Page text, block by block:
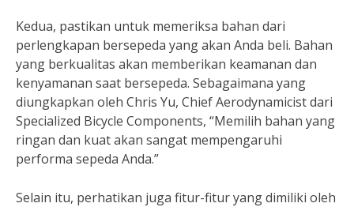
Kedua, pastikan untuk memeriksa bahan dari
perlengkapan bersepeda yang akan Anda beli. Bahan
yang berkualitas akan memberikan keamanan dan
kenyamanan saat bersepeda. Sebagaimana yang
diungkapkan oleh Chris Yu, Chief Aerodynamicist dari
Specialized Bicycle Components, “Memilih bahan yang
ringan dan kuat akan sangat mempengaruhi
performa sepeda Anda.”
Selain itu, perhatikan juga fitur-fitur yang dimiliki oleh